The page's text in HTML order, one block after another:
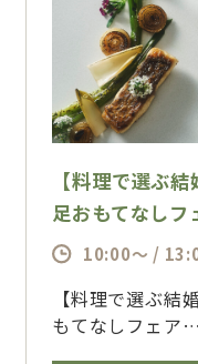
【料理で選ぶ
足おもてなしフ
10:00～ /
【料理で選ぶ
もてなしフェア